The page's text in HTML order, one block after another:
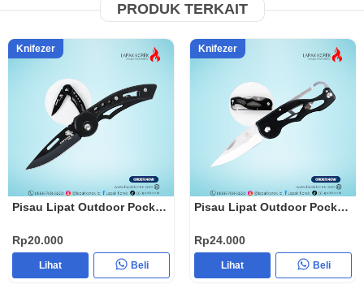
PRODUK TERKAIT
Knifezer
Pisau Lipat Outdoor Pocket Knife W33
Rp20.000
Lihat Beli
Knifezer
Pisau Lipat Outdoor Pocket Knife CS-ZDD01
Rp24.000
Lihat Beli